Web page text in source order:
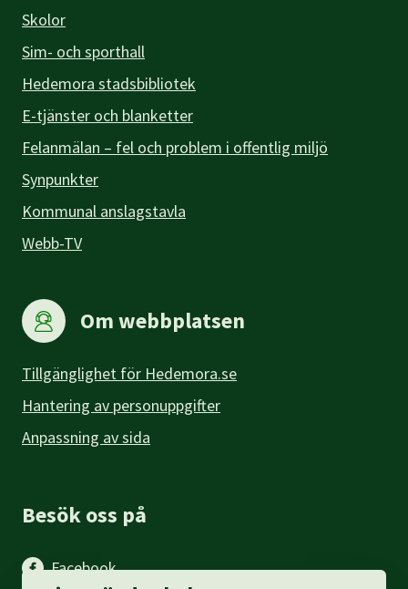
Skolor
Sim- och sporthall
Hedemora stadsbibliotek
E-tjänster och blanketter
Felanmälan – fel och problem i offentlig miljö
Synpunkter
Kommunal anslagstavla
Webb-TV
Om webbplatsen
Tillgänglighet för Hedemora.se
Hantering av personuppgifter
Anpassning av sida
Besök oss på
Facebook